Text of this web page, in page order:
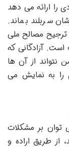
را ارائه می دهد
سربلند بماند.
ترجیح مصالح ملی
است. آزادگانی که
نتواند از آن ها
را به نمایش می
بر مشکلات
طریق اراده و